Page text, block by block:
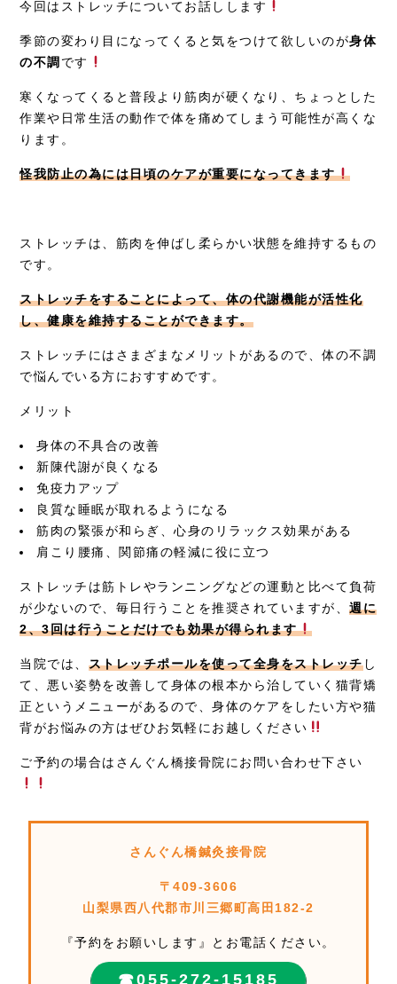
今回はストレッチについてお話しします
季節の変わり目になってくると気をつけて欲しいのが身体
の不調 です
寒くなってくると普段より筋肉が硬くなり、ちょっとした
作業や日常生活の動作で体を痛めてしまう可能性が高くな
ります。
怪我防止の為には日頃のケアが重要になってきます
ストレッチは、筋肉を伸ばし柔らかい状態を維持するもの
です。
ストレッチをすることによって、体の代謝機能が活性化
し、健康を維持することができます。
ストレッチにはさまざまなメリットがあるので、体の不調
で悩んでいる方におすすめです。
メリット
身体の不具合の改善
新陳代謝が良くなる
免疫力アップ
良質な睡眠が取れるようになる
筋肉の緊張が和らぎ、心身のリラックス効果がある
肩こり腰痛、関節痛の軽減に役に立つ
ストレッチは筋トレやランニングなどの運動と比べて負荷
が少ないので、毎日行うことを推奨されていますが、週に
2、3回は行うことだけでも効果が得られます
当院では、 ストレッチポールを使って全身をストレッチし
て、悪い姿勢を改善して身体の根本から治していく猫背矯
正というメニューがあるので、身体のケアをしたい方や猫
背がお悩みの方はぜひお気軽にお越しください
ご予約の場合はさんぐん橋接骨院にお問い合わせ下さい
さんぐん橋鍼灸接骨院
〒409-3606
山梨県西八代郡市川三郷町高田182-2
『予約をお願いします』とお電話ください。
☎︎055-272-15185